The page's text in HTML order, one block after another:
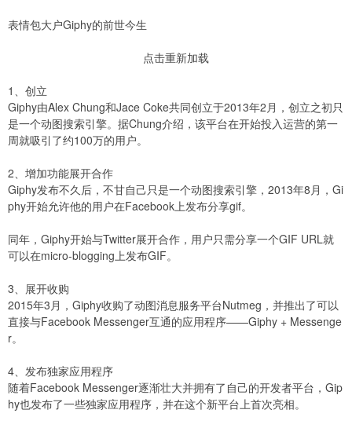
表情包大户Giphy的前世今生
点击重新加载
1、创立
Giphy由Alex Chung和Jace Coke共同创立于2013年2月，创立之初只
是一个动图搜索引擎。据Chung介绍，该平台在开始投入运营的第一
周就吸引了约100万的用户。
2、增加功能展开合作
Giphy发布不久后，不甘自己只是一个动图搜索引擎，2013年8月，Gi
phy开始允许他的用户在Facebook上发布分享gif。
同年，Giphy开始与Twitter展开合作，用户只需分享一个GIF URL就
可以在micro-blogging上发布GIF。
3、展开收购
2015年3月，Giphy收购了动图消息服务平台Nutmeg，并推出了可以
直接与Facebook Messenger互通的应用程序——Giphy + Messenge
r。
4、发布独家应用程序
随着Facebook Messenger逐渐壮大并拥有了自己的开发者平台，Gip
hy也发布了一些独家应用程序，并在这个新平台上首次亮相。